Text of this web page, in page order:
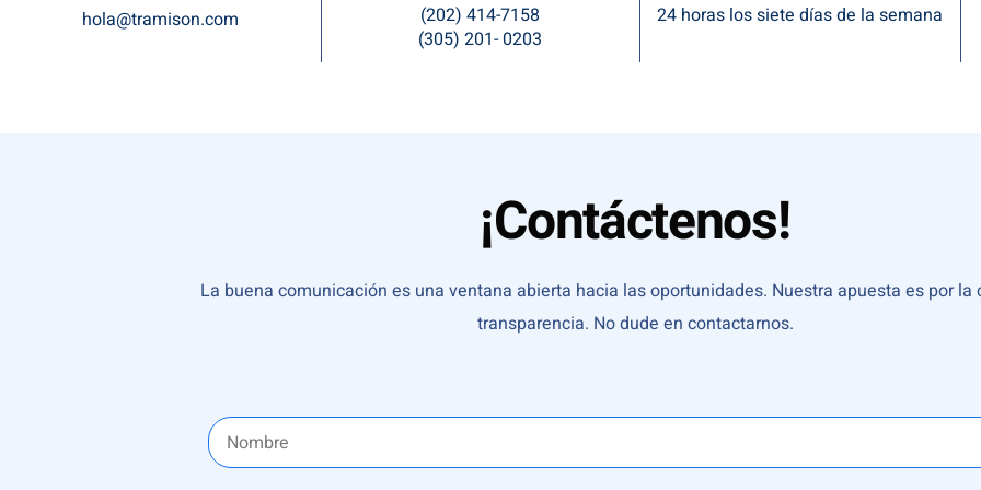
hola@tramison.com
(202) 414-7158
(305) 201- 0203
24 horas los siete días de la semana
¡Contáctenos!
La buena comunicación es una ventana abierta hacia las oportunidades. Nuestra apuesta es por la
transparencia. No dude en contactarnos.